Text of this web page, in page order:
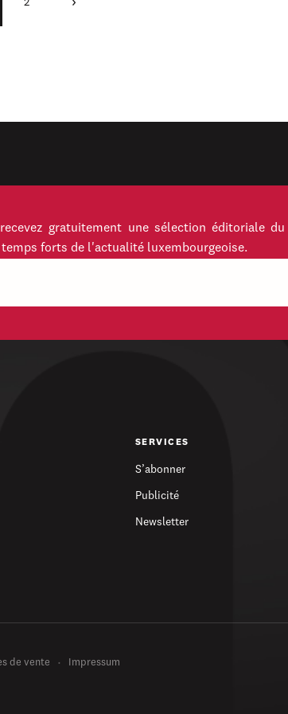
gratuitement une sélection éditoriale
forts de l'actualité luxembourgeoise.
SERVICES
S’abonner
Publicité
Newsletter
de vente Impressum